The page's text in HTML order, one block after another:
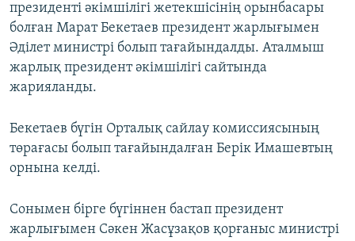
президенті әкімшілігі жетекшісінің орынбасары
болған Марат Бекетаев президент жарлығымен
Әділет министрі болып тағайындалды. Аталмыш
жарлық президент әкімшілігі сайтында
жарияланды.
Бекетаев бүгін Орталық сайлау комиссиясының
төрағасы болып тағайындалған Берік Имашевтың
орнына келді.
Сонымен бірге бүгіннен бастап президент
жарлығымен Сәкен Жасұзақов қорғаныс министрі